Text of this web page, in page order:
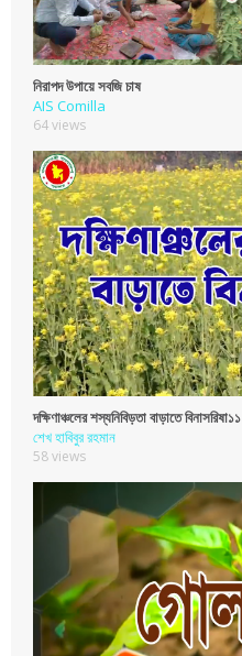
নিরাপদ উপায়ে সবজি চাষ
AIS Comilla
64 views
দক্ষিণাঞ্চলের শস্যনিবিড়তা বাড়াতে বিনাসরিষা১১
শেখ হাবিবুর রহমান
58 views